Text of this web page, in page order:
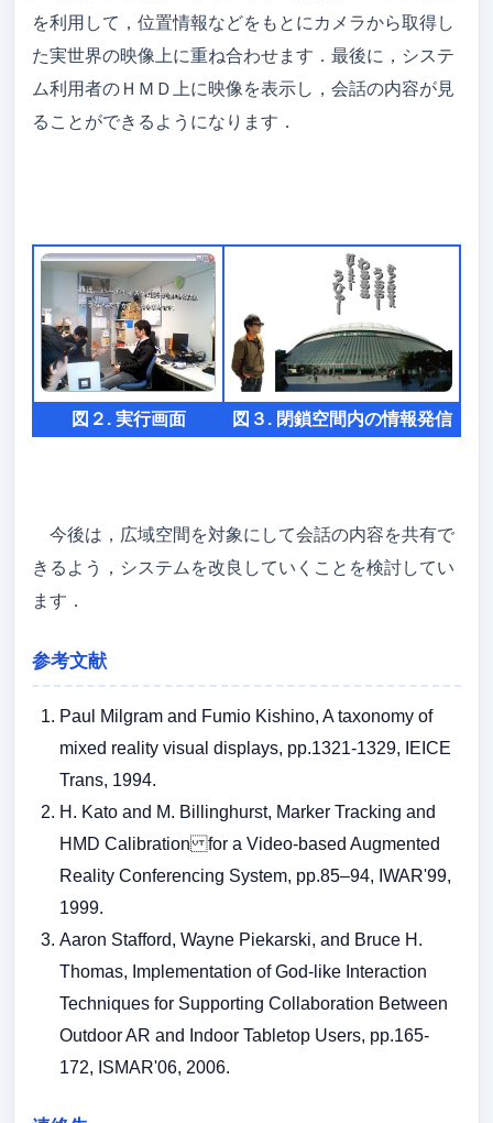
を利用して，位置情報などをもとにカメラから取得し
た実世界の映像上に重ね合わせます．最後に，システ
ム利用者のＨＭＤ上に映像を表示し，会話の内容が見
ることができるようになります．
図２. 実行画面 図３. 閉鎖空間内の情報発信
今後は，広域空間を対象にして会話の内容を共有で
きるよう，システムを改良していくことを検討してい
ます．
参考文献
Paul Milgram and Fumio Kishino, A taxonomy of
mixed reality visual displays, pp.1321-1329, IEICE
Trans, 1994.
H. Kato and M. Billinghurst, Marker Tracking and
HMD Calibration for a Video-based Augmented
Reality Conferencing System, pp.85–94, IWAR'99,
1999.
Aaron Stafford, Wayne Piekarski, and Bruce H.
Thomas, Implementation of God-like Interaction
Techniques for Supporting Collaboration Between
Outdoor AR and Indoor Tabletop Users, pp.165-
172, ISMAR'06, 2006.